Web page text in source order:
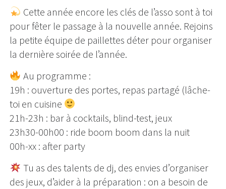
Cette année encore les clés de l’asso sont à toi
pour fêter le passage à la nouvelle année. Rejoins
la petite équipe de paillettes déter pour organiser
la dernière soirée de l’année.
Au programme :
19h : ouverture des portes, repas partagé (lâche-
toi en cuisine
21h-23h : bar à cocktails, blind-test, jeux
23h30-00h00 : ride boom boom dans la nuit
00h-xx : after party
Tu as des talents de dj, des envies d’organiser
des jeux, d’aider à la préparation : on a besoin de